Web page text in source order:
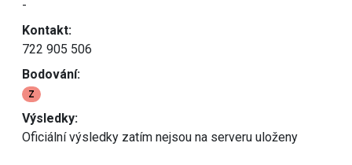
-
Kontakt:
722 905 506
Bodování:
Z
Výsledky:
Oficiální výsledky zatím nejsou na serveru uloženy